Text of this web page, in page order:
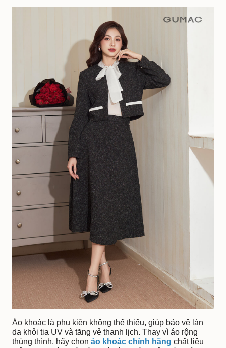
Áo khoác là phụ kiện không thể thiếu, giúp bảo vệ làn
da khỏi tia UV và tăng vẻ thanh lịch. Thay vì áo rộng
thùng thình, hãy chọn áo khoác chính hãng chất liệu